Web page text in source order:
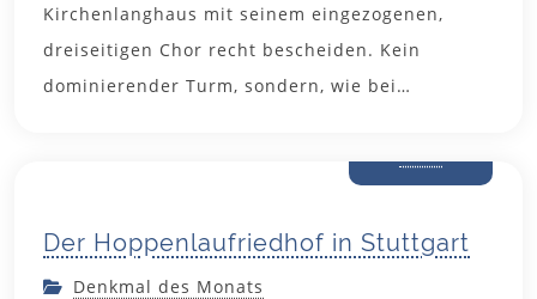
Kirchenlanghaus mit seinem eingezogenen,
dreiseitigen Chor recht bescheiden. Kein
dominierender Turm, sondern, wie bei…
Der Hoppenlaufriedhof in Stuttgart
Denkmal des Monats